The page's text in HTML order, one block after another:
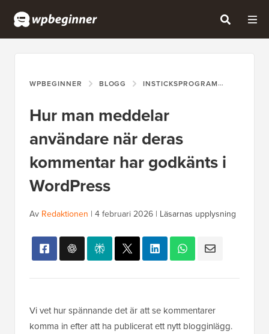
WPBEGINNER BLOGG INSTICKSPROGRAM
Hur man meddelar
användare när deras
kommentar har godkänts i
WordPress
Av Redaktionen | 4 februari 2026 | Läsarnas upplysning
Vi vet hur spännande det är att se kommentarer
komma in efter att ha publicerat ett nytt blogginlägg.